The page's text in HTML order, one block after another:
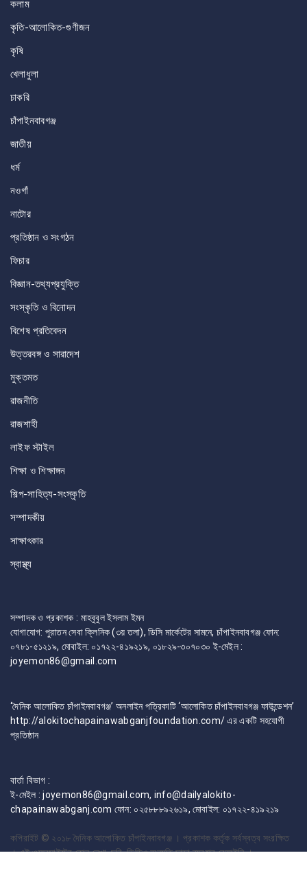
কলাম
কৃতি-আলোকিত-গুণীজন
কৃষি
খেলাধুলা
চাকরি
চাঁপাইনবাবগঞ্জ
জাতীয়
ধর্ম
নওগাঁ
নাটোর
প্রতিষ্ঠান ও সংগঠন
ফিচার
বিজ্ঞান-তথ্যপ্রযুক্তি
সংস্কৃতি ও বিনোদন
বিশেষ প্রতিবেদন
উত্তরবঙ্গ ও সারাদেশ
মুক্তমত
রাজনীতি
রাজশাহী
লাইফ স্টাইল
শিক্ষা ও শিক্ষাঙ্গন
শিল্প-সাহিত্য-সংস্কৃতি
সম্পাদকীয়
সাক্ষাৎকার
স্বাস্থ্য
সম্পাদক ও প্রকাশক : মাহবুবুল ইসলাম ইমন
যোগাযোগ: পুরাতন সেবা ক্লিনিক (৩য় তলা), ডিসি মার্কেটের সামনে, চাঁপাইনবাবগঞ্জ ফোন:
০৭৮১-৫১২১৯, মোবাইল: ০১৭২২-৪১৯২১৯, ০১৮২৯-৩০৭০৩০ ই-মেইল :
joyemon86@gmail.com
‘দৈনিক আলোকিত চাঁপাইনবাবগঞ্জ’ অনলাইন পত্রিকাটি ‘আলোকিত চাঁপাইনবাবগঞ্জ ফাউন্ডেশন’
http://alokitochapainawabganjfoundation.com/ এর একটি সহযোগী
প্রতিষ্ঠান
বার্তা বিভাগ :
ই-মেইল : joyemon86@gmail.com, info@dailyalokito-
chapainawabganj.com ফোন: ০২৫৮৮৮৯২৬১৯, মোবাইল: ০১৭২২-৪১৯২১৯
কপিরাইট © ২০১৮দৈনিক আলোকিত চাঁপাইনবাবগঞ্জ । প্রকাশক কর্তৃক সর্বস্বত্ব সংরক্ষিত
। এই ওয়েবসাইটের কোন লেখা, ছবি, ভিডিও অনুমতি ছাড়া ব্যবহার বেআইনি ।